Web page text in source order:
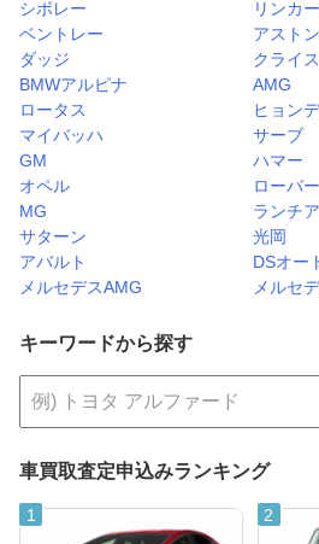
シボレー
リンカ
ベントレー
アスト
ダッジ
クライ
BMWアルピナ
AMG
ロータス
ヒョンデ
マイバッハ
サーブ
GM
ハマー
オペル
ローバー
MG
ランチア
サターン
光岡
アバルト
DSオー
メルセデスAMG
メルセ
キーワードから探す
車買取査定申込みランキング